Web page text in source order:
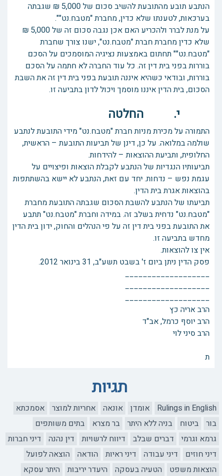
הנתבע תובע מהתובעת להשיב סכום של 5,000 ₪ שגבתה
בערכאות, לטענתו שלא כדין, מחברת "מטבח.נט"".
על מנת לברר ולהכריע האם אכן נגבה סכום זה של 5,000 ₪
שלא כדין מחברת חברת "מטבח.נט", ישנו צורך שחברת
"מטבח.נט"" תחתום באמצעות נציגיה המוסמכים על הסכם
בוררות בפני בית דין זה. כל עוד החברה לא חתמה על הסכם
בוררות, ובודאי כשהיא איננה תובעת בפני בית דין זה את השבת
הסכום, בית הדין איננו מוסמך ויכול לדון בתביעה זו.
י. החלטה
התמורה על מכירת מניות חברת "מטבח.נט" מידי התובעת לנתבע
שולמה במלואה. על כן, דינן של תביעות התובעת – הראשית,
החלופית, ותביעת ההוצאות – להידחות.
תביעותיו הנגדיות של הנתבע לקבלת הוצאות ופיצויים על
עגמת נפש – נדחות. יחד עם זאת, הנתבע לא יישא בהשתתפות
בהוצאות אגרת בית הדין.
תביעתו של הנתבע להשבת הסכום שגבתה התובעת מחברת
"מטבח.נט" נדחית בשלב זה. במידה וחברת "מטבח.נט" תתבע
את התובעת בפני בית דין זה על פי הנהלים והחוק, ידון בית הדין
מחדש בתביעה זו.
אין צו להוצאות.
פסק הדין ניתן ביום ז' בשבט תשע"ב, 31 בינואר 2012.
___________________
___________________
___________________
הרב אריה כץ
הרב יוסף כרמל, אב"ד
הרב סיני לוי
ת
תגיות
Rulings in English אומדן אונאה אחריות למוצר
אסמכתא
בור
ביטוח בניה ללא היתר בר מצרא
בתים משותפים
גרמא וגרמי
דברים שבלב דיווח לרשויות דין נהנה
דיני חברות
דיני חוזים
דיני עבודה דיני ראיות הודאה
הוצאה לפועל
הוצאות משפט
הטעיה בעסקה היעדר יריבות
היתר עסקא